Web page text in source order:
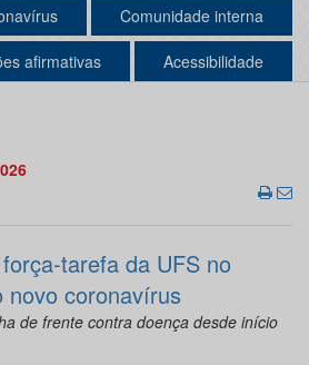
Comunidade interna
afirmativas Acessibilidade
tarefa da UFS no
coronavírus
de frente contra doença desde início